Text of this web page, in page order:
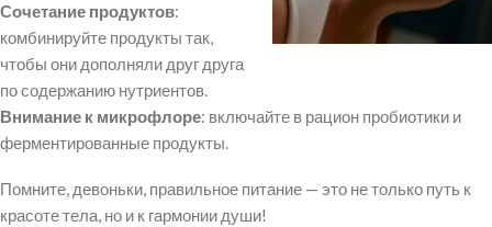
Сочетание продуктов:
комбинируйте продукты так,
чтобы они дополняли друг друга
по содержанию нутриентов.
Внимание к микрофлоре: включайте в рацион пробиотики и
ферментированные продукты.
Помните, девоньки, правильное питание — это не только путь к
красоте тела, но и к гармонии души!